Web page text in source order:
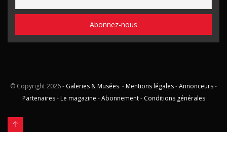
© Copyright2026 - Galeries & Musées. - Mentions légales-Annonceurs-
Partenaires- Le magazine -Abonnement- Conditions générales